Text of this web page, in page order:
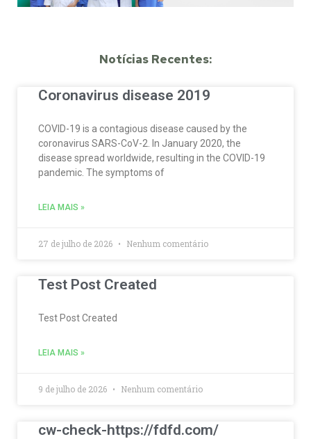
Notícias Recentes:
Coronavirus disease 2019
COVID-19 is a contagious disease caused by the
coronavirus SARS-CoV-2. In January 2020, the
disease spread worldwide, resulting in the COVID-19
pandemic. The symptoms of
LEIA MAIS »
27 de julho de 2026 Nenhum comentário
Test Post Created
Test Post Created
LEIA MAIS »
9 de julho de 2026 Nenhum comentário
cw-check-https://fdfd.com/